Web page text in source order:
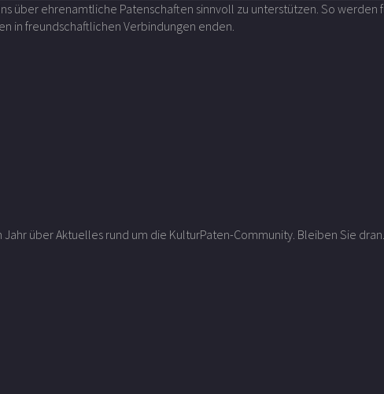
über ehrenamtliche Patenschaften sinnvoll zu unterstützen. So
in freundschaftlichen Verbindungen enden.
über Aktuelles rund um die KulturPaten-Community. Bleiben Sie dran.